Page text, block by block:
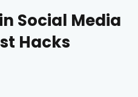
Social Media
Hacks